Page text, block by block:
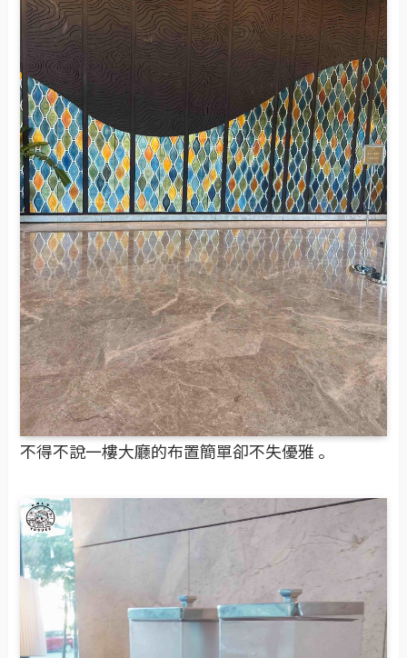
不得不說一樓大廳的布置簡單卻不失優雅 。